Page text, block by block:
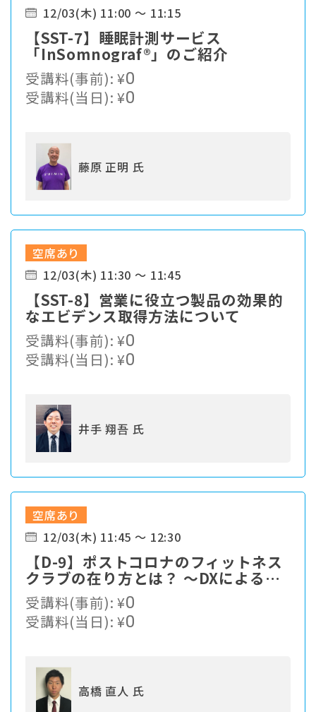
12/03(木) 11:00 ～ 11:15
【SST-7】睡眠計測サービス
「InSomnograf®」のご紹介
受講料(事前):¥0
受講料(当日):¥0
藤原 正明 氏
空席あり
12/03(木) 11:30 ～ 11:45
【SST-8】営業に役立つ製品の効果的
なエビデンス取得方法について
受講料(事前):¥0
受講料(当日):¥0
井手 翔吾 氏
空席あり
12/03(木) 11:45 ～ 12:30
【D-9】ポストコロナのフィットネス
クラブの在り方とは？ ～DXによる会
員の行動変容モデルの構築～
受講料(事前):¥0
受講料(当日):¥0
高橋 直人 氏